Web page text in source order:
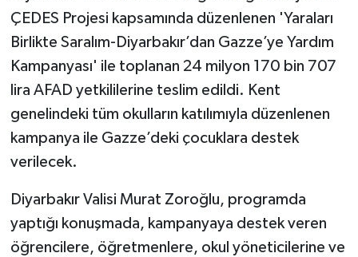
ÇEDES Projesi kapsamında düzenlenen 'Yaraları
Birlikte Saralım-Diyarbakır’dan Gazze’ye Yardım
Kampanyası' ile toplanan 24 milyon 170 bin 707
lira AFAD yetkililerine teslim edildi. Kent
genelindeki tüm okulların katılımıyla düzenlenen
kampanya ile Gazze’deki çocuklara destek
verilecek.
Diyarbakır Valisi Murat Zoroğlu, programda
yaptığı konuşmada, kampanyaya destek veren
öğrencilere, öğretmenlere, okul yöneticilerine ve
SPOR
YAYLADERE
YEDİSU